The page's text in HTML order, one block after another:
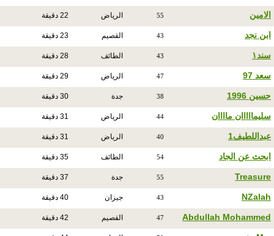
الامين 55 الرياض 22 دقيقة
ابن نجد 43 القصيم 23 دقيقة
سند١ 43 الطائف 28 دقيقة
سعد 97 47 الرياض 29 دقيقة
حسين 1996 38 جدة 30 دقيقة
سليمااااان ماااان 44 الرياض 31 دقيقة
عبداللطيف1 40 الرياض 31 دقيقة
ابحث عن الجاد 54 الطائف 35 دقيقة
Treasure
55 جدة 37 دقيقة
NZalah
43 جيزان 40 دقيقة
Abdullah Mohammed
47 القصيم 42 دقيقة